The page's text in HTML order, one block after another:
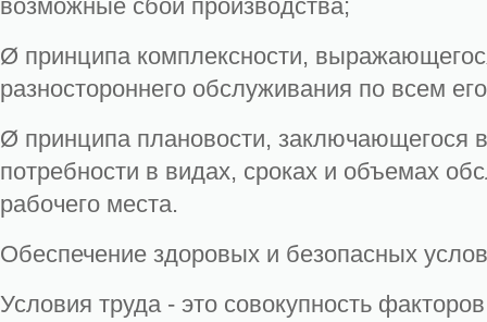
возможные сбои производства;
Ø принципа комплексности,
разностороннего обслуживания по всем
Ø принципа плановости, заключающегося
потребности в видах, сроках и объемах
рабочего места.
Обеспечение здоровых и безопасных
Условия труда - это совокупность